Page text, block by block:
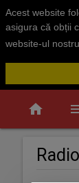
Acest website
asigura că obții
website-ul
home